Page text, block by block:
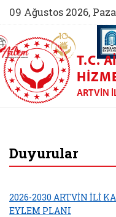
09 Ağustos 2026,
(yeni sekmede açılır)
AİLEM İletişim Merkezi
Aile ve
T.C.
ARTVIN
Duyurular
2026-2030 ARTVİN İLİ
EYLEM PLANI